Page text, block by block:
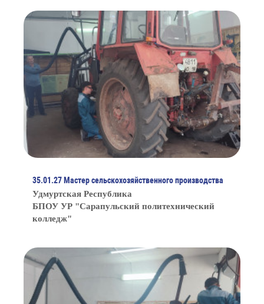
35.01.27 Мастер сельскохозяйственного производства
Удмуртская Республика
БПОУ УР "Сарапульский политехнический
колледж"